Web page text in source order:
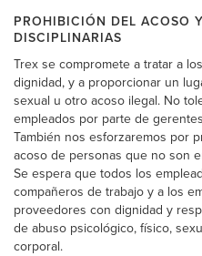
PROHIBICIÓN DEL ACOSO
DISCIPLINARIAS
Trex se compromete a tratar a
dignidad, y a proporcionar un
sexual u otro acoso ilegal. No
empleados por parte de
También nos esforzaremos por
acoso de personas que no son
Se espera que todos los
compañeros de trabajo y a los
proveedores con dignidad y
de abuso psicológico, físico,
corporal.